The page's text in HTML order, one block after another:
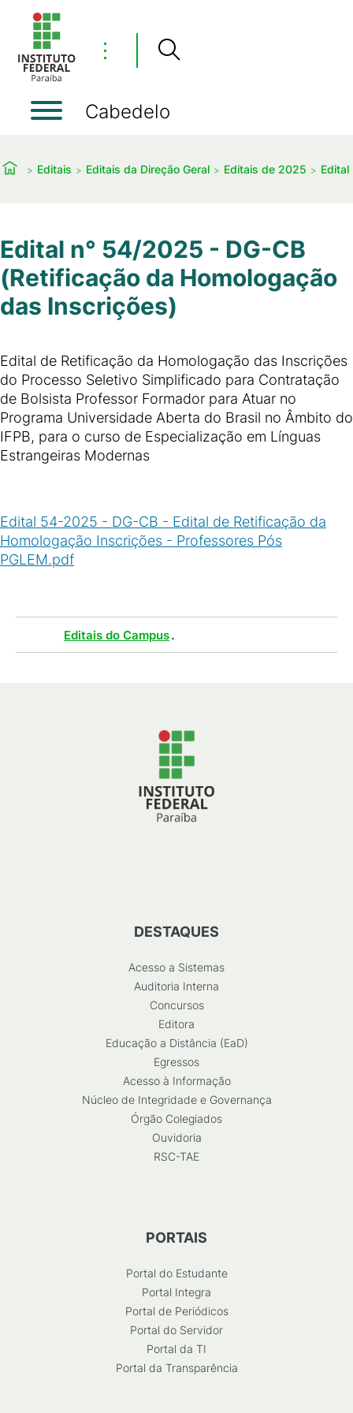
⋮
Cabedelo
Editais Editais da Direção Geral Editais de 2025
Edital n° 54/2025 - DG-CB
(Retificação da Homologação
das Inscrições)
Edital de Retificação da Homologação das Inscrições
do Processo Seletivo Simplificado para Contratação
de Bolsista Professor Formador para Atuar no
Programa Universidade Aberta do Brasil no Âmbito do
IFPB, para o curso de Especialização em Línguas
Estrangeiras Modernas
Edital 54-2025 - DG-CB - Edital de Retificação da
Homologação Inscrições - Professores Pós
PGLEM.pdf
Editais do Campus.
DESTAQUES
Acesso a Sistemas
Auditoria Interna
Concursos
Editora
Educação a Distância (EaD)
Egressos
Acesso à Informação
Núcleo de Integridade e Governança
Órgão Colegiados
Ouvidoria
RSC-TAE
PORTAIS
Portal do Estudante
Portal Integra
Portal de Periódicos
Portal do Servidor
Portal da TI
Portal da Transparência